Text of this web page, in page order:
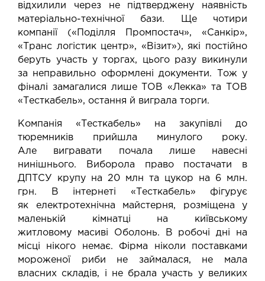
відхилили через не підтверджену наявність
матеріально-технічної бази. Ще чотири
компанії («Поділля Промпостач», «Санкір»,
«Транс логістик центр», «Візит»), які постійно
беруть участь у торгах, цього разу викинули
за неправильно оформлені документи. Тож у
фіналі замагалися лише ТОВ «Лекка» та ТОВ
«Тесткабель», остання й виграла торги.
Компанія «Тесткабель» на закупівлі до
тюремників прийшла минулого року.
Але вигравати почала лише навесні
нинішнього. Виборола право постачати в
ДПТСУ крупу на 20 млн та цукор на 6 млн.
грн. В інтернеті «Тесткабель» фігурує
як електротехнічна майстерня, розміщена у
маленькій кімнатці на київському
житловому масиві Оболонь. В робочі дні на
місці нікого немає. Фірма ніколи поставками
мороженої риби не займалася, не мала
власних складів, і не брала участь у великих